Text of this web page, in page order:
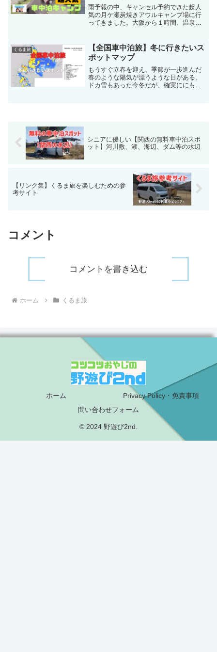
雨予報の中、キャンセル予約できた超人
気の月ケ瀬炭焼きアウルキャンプ場に行
ってきました。大阪から１時間、温泉隣
日曜日は急遽予定を変更して、国宝彦根
城と夢京橋キャッスルロード散策となっ
た。
くるま旅
【全国車中泊旅】冬に行きたいス
ポットマップ
もうすぐ立春を迎え、季節が一歩進んだ
春のような陽気が漂うような日がある。
ドカ雪もあった今冬だが、確実ににも長
シニアに優しい【関西の無料車中泊スポ
ット】河川敷、湖、海辺、ダム等の水辺
【リンク集】くるま旅を楽しむための参
考サイト
コメント
コメントを書き込む
ホーム くるま旅
ホーム
Privacy Policy・免責事項
問い合わせフォーム
© 2024 野遊び2nd.